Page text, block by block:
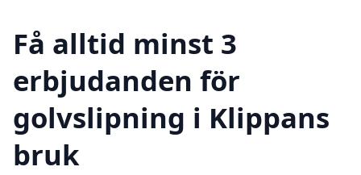
Få alltid minst 3
erbjudanden för
golvslipning i Klippans
bruk